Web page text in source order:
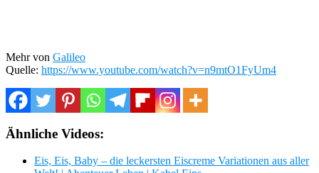
Mehr von Galileo
Quelle: https://www.youtube.com/watch?v=n9mtO1FyUm4
Ähnliche Videos:
Eis, Eis, Baby – die leckersten Eiscreme Variationen aus aller